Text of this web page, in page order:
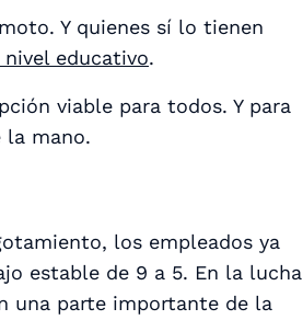
Y quienes sí lo tienen
educativo.
viable para todos. Y para
la mano.
los empleados ya
estable de 9 a 5. En la lucha
una parte importante de la